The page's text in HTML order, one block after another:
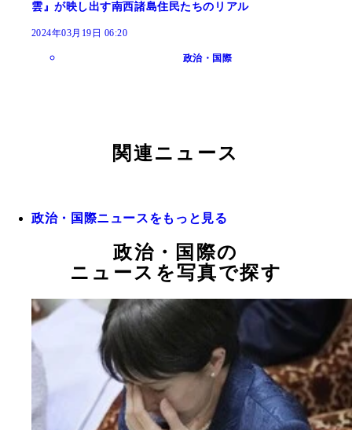
雲』が映し出す南西諸島住民たちのリアル
2024年03月19日 06:20
政治・国際
関連ニュース
政治・国際ニュースをもっと見る
政治・国際の
ニュースを写真で探す